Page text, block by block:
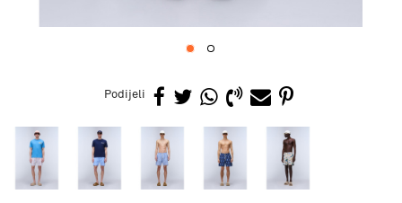
Podijeli